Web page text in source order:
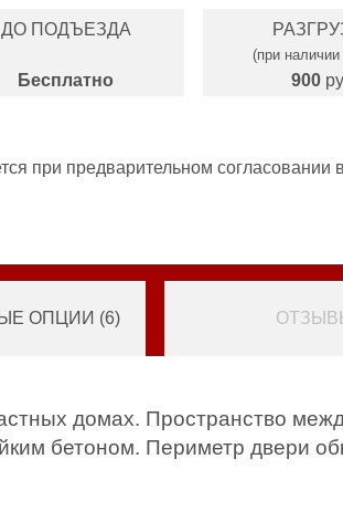
ДО ПОДЪЕЗДА
Бесплатно
(при
900
при предварительном согласовании
ОПЦИИ (6)
домах. Пространство
бетоном. Периметр двери